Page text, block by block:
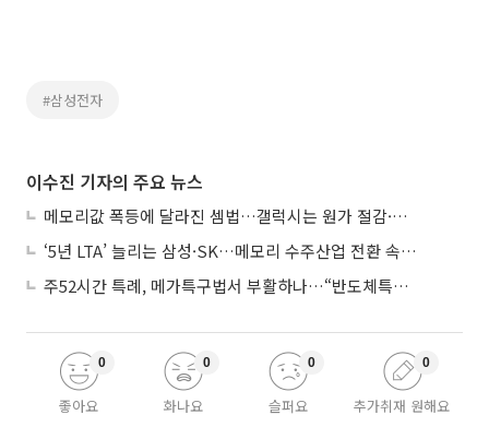
#삼성전자
이수진 기자의 주요 뉴스
메모리값 폭등에 달라진 셈법…갤럭시는 원가 절감·아이폰은 서비스 확대
‘5년 LTA’ 늘리는 삼성·SK…메모리 수주산업 전환 속 다른 셈법
주52시간 특례, 메가특구법서 부활하나…“반도체특별법 담겨야”
좋아요
0
화나요
0
슬퍼요
0
추가취재 원해요
0